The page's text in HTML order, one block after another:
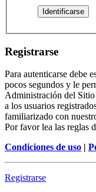
Registrarse
Para autenticarse debe
pocos segundos y le
Administración del Sitio
a los usuarios
familiarizado con
Por favor lea las reglas
Condiciones de uso |
Registrarse